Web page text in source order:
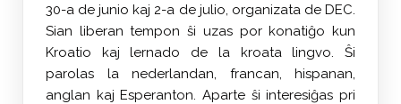
30-a de junio kaj 2-a de julio, organizata de DEC.
Sian liberan tempon ŝi uzas por konatiĝo kun
Kroatio kaj lernado de la kroata lingvo. Ŝi
parolas la nederlandan, francan, hispanan,
anglan kaj Esperanton. Aparte ŝi interesiĝas pri